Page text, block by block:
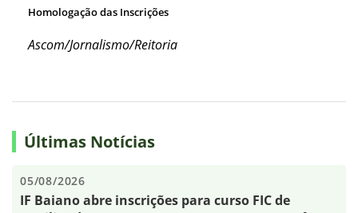
Homologação das Inscrições
Ascom/Jornalismo/Reitoria
Últimas Notícias
05/08/2026
IF Baiano abre inscrições para curso FIC de